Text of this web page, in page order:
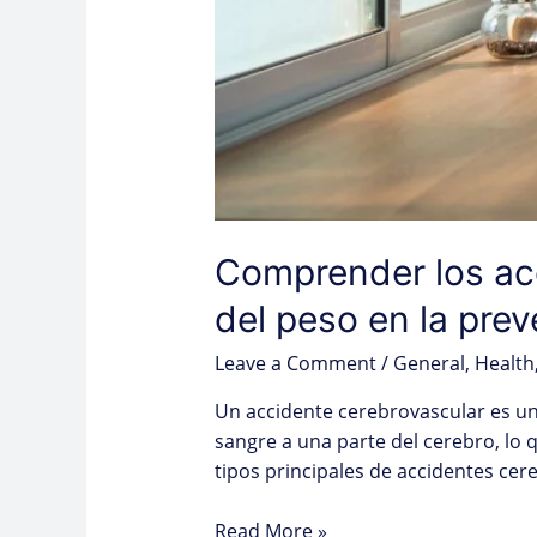
Comprender los
del peso en la
Leave a Comment/ General, Health,
Un accidente cerebrovascular es
sangre a una parte del cerebro, lo
tipos principales de accidentes
Read More »